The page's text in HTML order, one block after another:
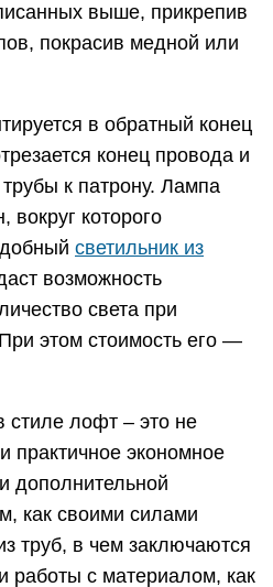
выше, прикрепив
покрасив медной или
в обратный конец
конец провода и
трубы к патрону. Лампа
вокруг которого
светильник из
возможность
света при
этом стоимость его —
лофт – это не
практичное экономное
дополнительной
как своими силами
труб, в чем заключаются
работы с материалом, как